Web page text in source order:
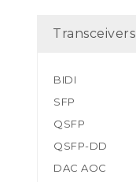
Transceivers
BIDI
SFP
QSFP
QSFP-DD
DAC AOC